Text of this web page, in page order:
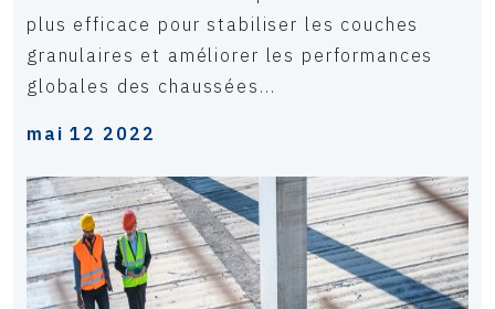
plus efficace pour stabiliser les couches
granulaires et améliorer les performances
globales des chaussées...
mai 12 2022